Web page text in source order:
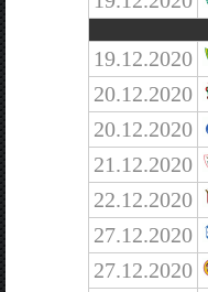
19.12.2020
20.12.2020
20.12.2020
21.12.2020
22.12.2020
27.12.2020
27.12.2020